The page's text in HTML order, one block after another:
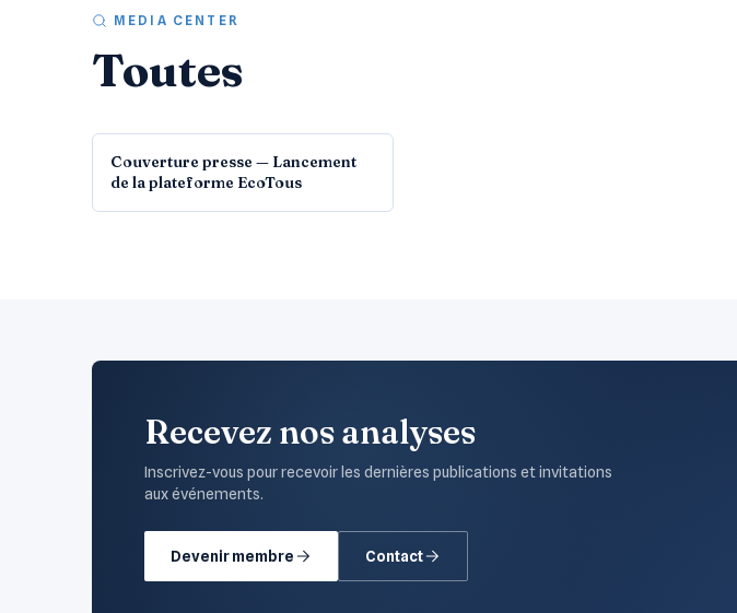
MEDIA CENTER
Toutes
Couverture presse — Lancement
de la plateforme EcoTous
Recevez nos analyses
Inscrivez-vous pour recevoir les dernières publications et invitations
aux événements.
Devenir membre Contact